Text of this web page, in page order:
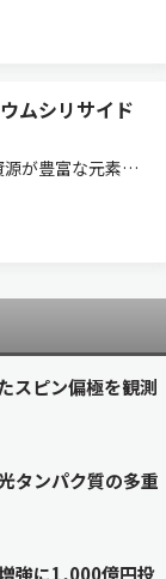
る光スイッチの
ス）。このデバ
ムシリサイド
が豊富な元素か
に感度をもつ赤
した（ニュース
スピン偏極を観測
タンパク質の多重
強に1,000億円投